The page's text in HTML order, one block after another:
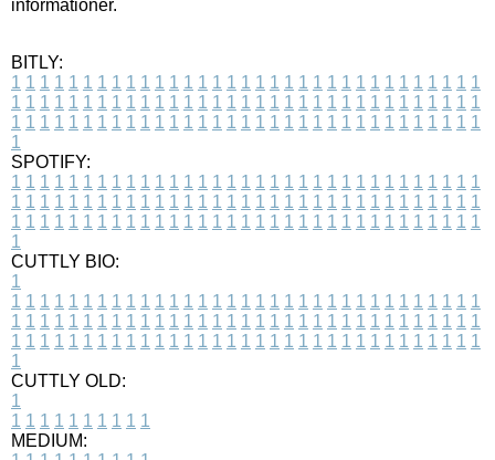
informationer.
BITLY:
1 1 1 1 1 1 1 1 1 1 1 1 1 1 1 1 1 1 1 1 1 1 1 1 1 1 1 1 1 1 1 1 1
1 1 1 1 1 1 1 1 1 1 1 1 1 1 1 1 1 1 1 1 1 1 1 1 1 1 1 1 1 1 1 1 1
1 1 1 1 1 1 1 1 1 1 1 1 1 1 1 1 1 1 1 1 1 1 1 1 1 1 1 1 1 1 1 1 1
1
SPOTIFY:
1 1 1 1 1 1 1 1 1 1 1 1 1 1 1 1 1 1 1 1 1 1 1 1 1 1 1 1 1 1 1 1 1
1 1 1 1 1 1 1 1 1 1 1 1 1 1 1 1 1 1 1 1 1 1 1 1 1 1 1 1 1 1 1 1 1
1 1 1 1 1 1 1 1 1 1 1 1 1 1 1 1 1 1 1 1 1 1 1 1 1 1 1 1 1 1 1 1 1
1
CUTTLY BIO:
1
1 1 1 1 1 1 1 1 1 1 1 1 1 1 1 1 1 1 1 1 1 1 1 1 1 1 1 1 1 1 1 1 1
1 1 1 1 1 1 1 1 1 1 1 1 1 1 1 1 1 1 1 1 1 1 1 1 1 1 1 1 1 1 1 1 1
1 1 1 1 1 1 1 1 1 1 1 1 1 1 1 1 1 1 1 1 1 1 1 1 1 1 1 1 1 1 1 1 1
1
CUTTLY OLD:
1
1 1 1 1 1 1 1 1 1 1
MEDIUM: